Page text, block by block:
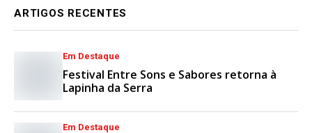
ARTIGOS RECENTES
Em Destaque
Festival Entre Sons e Sabores retorna à
Lapinha da Serra
Em Destaque